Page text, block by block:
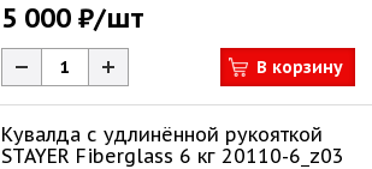
5 000 ₽/шт
В корзину
Кувалда с удлинённой рукояткой
STAYER Fiberglass 6 кг 20110-6_z03